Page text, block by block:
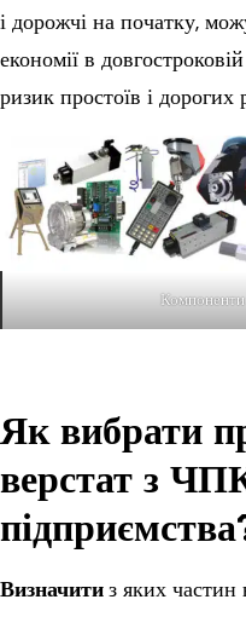
і дорожчі на початку,
економії в
ризик простоїв і дорогих
Компоненти
Як вибрати
верстат з
Визначитиз яких частин